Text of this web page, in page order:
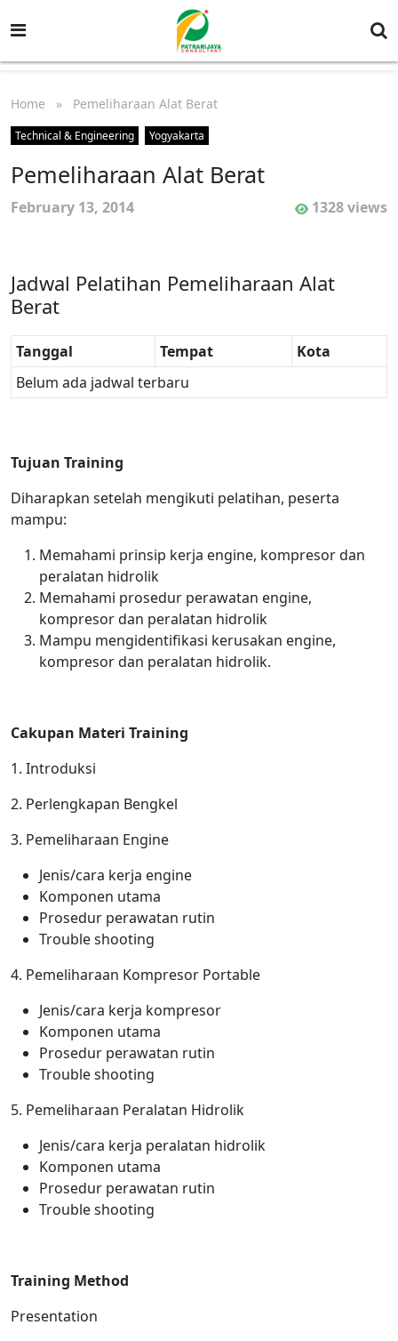
Home » Pemeliharaan Alat Berat
Technical & Engineering Yogyakarta
Pemeliharaan Alat Berat
February 13, 2014 1328 views
Jadwal Pelatihan Pemeliharaan Alat
Berat
Tanggal Tempat
Kota
Belum ada jadwal terbaru
Tujuan Training
Diharapkan setelah mengikuti pelatihan, peserta
mampu:
Memahami prinsip kerja engine, kompresor dan
peralatan hidrolik
Memahami prosedur perawatan engine,
kompresor dan peralatan hidrolik
Mampu mengidentifikasi kerusakan engine,
kompresor dan peralatan hidrolik.
Cakupan Materi Training
1. Introduksi
2. Perlengkapan Bengkel
3. Pemeliharaan Engine
Jenis/cara kerja engine
Komponen utama
Prosedur perawatan rutin
Trouble shooting
4. Pemeliharaan Kompresor Portable
Jenis/cara kerja kompresor
Komponen utama
Prosedur perawatan rutin
Trouble shooting
5. Pemeliharaan Peralatan Hidrolik
Jenis/cara kerja peralatan hidrolik
Komponen utama
Prosedur perawatan rutin
Trouble shooting
Training Method
Presentation